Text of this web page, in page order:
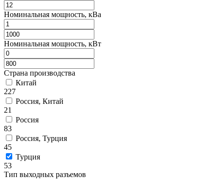
Номинальная мощность, кВа
Номинальная мощность, кВт
Страна производства
Китай
227
Россия, Китай
21
Россия
83
Россия, Турция
45
Турция
53
Тип выходных разъемов